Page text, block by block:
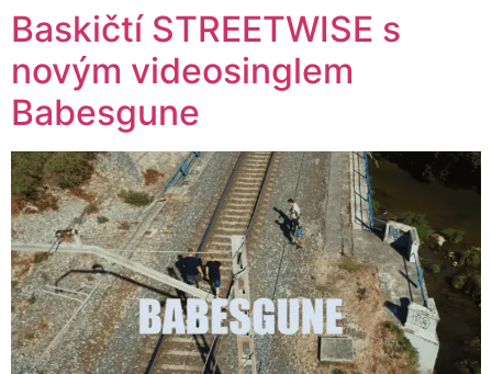
Baskičtí STREETWISE s
novým videosinglem
Babesgune